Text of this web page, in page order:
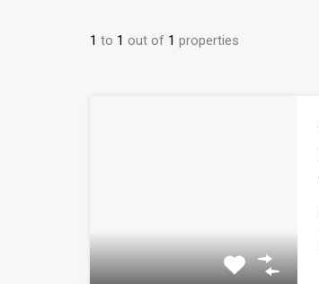
1 to 1 out of 1 properties